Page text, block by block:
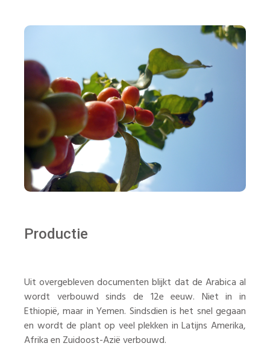
Productie
Uit overgebleven documenten blijkt dat de Arabica al
wordt verbouwd sinds de 12e eeuw. Niet in in
Ethiopië, maar in Yemen. Sindsdien is het snel gegaan
en wordt de plant op veel plekken in Latijns Amerika,
Afrika en Zuidoost-Azië verbouwd.